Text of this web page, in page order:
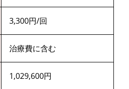
3,300円/回
治療費に含む
1,029,600円